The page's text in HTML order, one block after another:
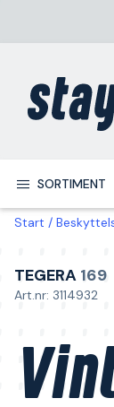
SORTIMENT
Start
TEGERA 169
Art.nr: 3114932